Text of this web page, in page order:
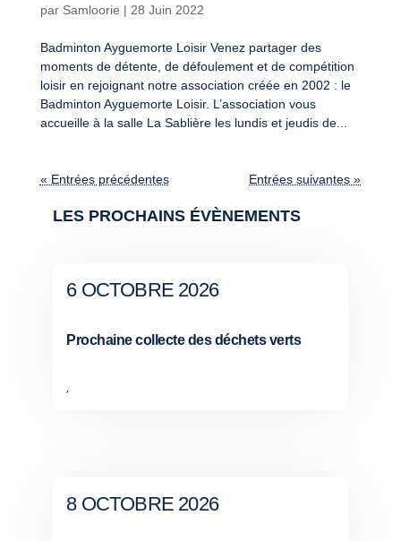
par Samloorie | 28 Juin 2022
Badminton Ayguemorte Loisir Venez partager des
moments de détente, de défoulement et de compétition
loisir en rejoignant notre association créée en 2002 : le
Badminton Ayguemorte Loisir. L’association vous
accueille à la salle La Sablière les lundis et jeudis de...
« Entrées précédentes Entrées suivantes »
LES PROCHAINS ÉVÈNEMENTS
6 OCTOBRE 2026
Prochaine collecte des déchets verts
8 OCTOBRE 2026